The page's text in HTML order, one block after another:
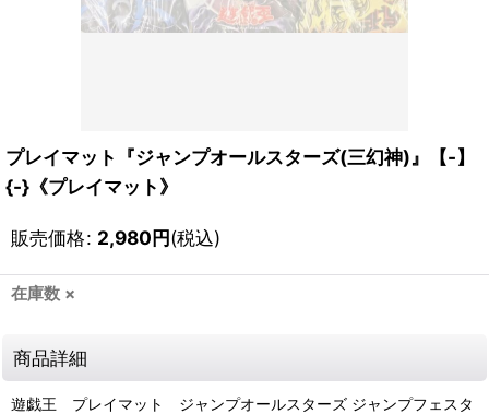
プレイマット『ジャンプオールスターズ(三幻神)』【-】
{-}《プレイマット》
販売価格: 2,980円(税込)
在庫数 ×
商品詳細
遊戯王 プレイマット ジャンプオールスターズ ジャンプフェスタ